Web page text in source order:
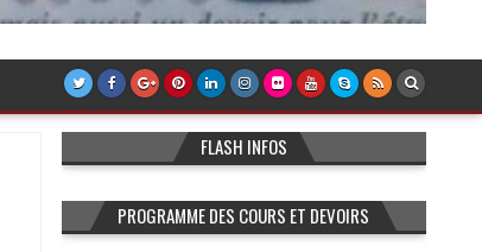
FLASH INFOS
PROGRAMME DES COURS ET DEVOIRS